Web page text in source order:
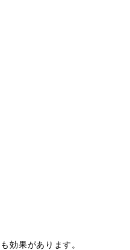
効果があります。